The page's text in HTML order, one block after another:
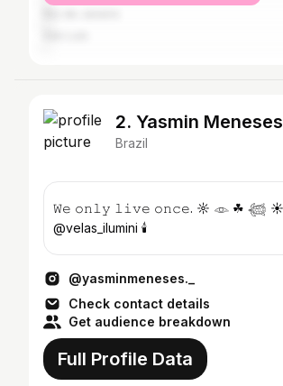
2. Yasmin Meneses
Brazil
𝚆𝚎 𝚘𝚗𝚕𝚢 𝚕𝚒𝚟𝚎 𝚘𝚗𝚌𝚎. ☼ 𓁼 ☘︎ 𓆉 ☀︎ 𑁍
@velas_ilumini 🕯️
@yasminmeneses._
Check contact details
Get audience breakdown
Full Profile Data